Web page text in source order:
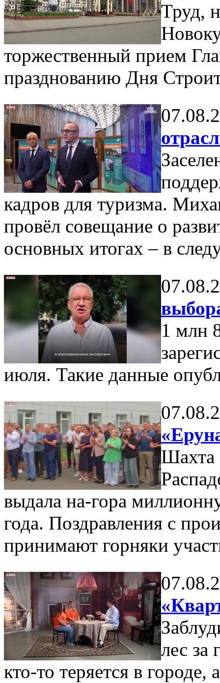
Труд,
торжественный прием
празднованию Дня
кадров для туризма.
провёл совещание о
основных итогах – в
1 млн
июля. Такие данные
Шахта
выдала на-гора
года. Поздравления с
принимают горняки
лес за
кто-то теряется в